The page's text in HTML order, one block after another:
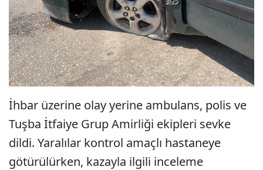
İhbar üzerine olay yerine ambulans, polis ve
Tuşba İtfaiye Grup Amirliği ekipleri sevke
dildi. Yaralılar kontrol amaçlı hastaneye
götürülürken, kazayla ilgili inceleme